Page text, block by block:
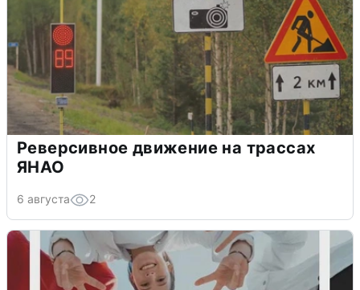
Реверсивное движение на трассах
ЯНАО
6 августа 2